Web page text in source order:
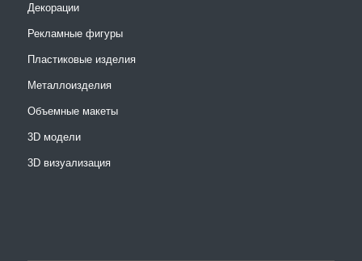
Декорации
Рекламные фигуры
Пластиковые изделия
Металлоизделия
Объемные макеты
3D модели
3D визуализация